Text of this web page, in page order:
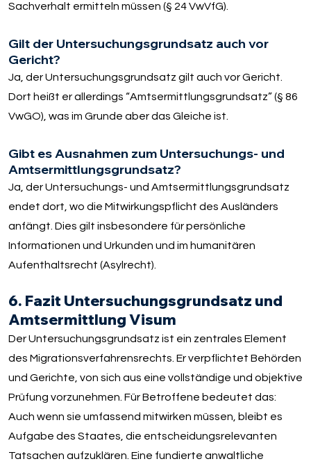
Sachverhalt ermitteln müssen (§ 24 VwVfG).
Gilt der Untersuchungsgrundsatz auch vor
Gericht?
Ja, der Untersuchungsgrundsatz gilt auch vor Gericht.
Dort heißt er allerdings “Amtsermittlungsgrundsatz” (§ 86
VwGO), was im Grunde aber das Gleiche ist.
Gibt es Ausnahmen zum Untersuchungs- und
Amtsermittlungsgrundsatz?
Ja, der Untersuchungs- und Amtsermittlungsgrundsatz
endet dort, wo die Mitwirkungspflicht des Ausländers
anfängt. Dies gilt insbesondere für persönliche
Informationen und Urkunden und im humanitären
Aufenthaltsrecht (Asylrecht).
6. Fazit Untersuchungsgrundsatz und
Amtsermittlung Visum
Der Untersuchungsgrundsatz ist ein zentrales Element
des Migrationsverfahrensrechts. Er verpflichtet Behörden
und Gerichte, von sich aus eine vollständige und objektive
Prüfung vorzunehmen. Für Betroffene bedeutet das:
Auch wenn sie umfassend mitwirken müssen, bleibt es
Aufgabe des Staates, die entscheidungsrelevanten
Tatsachen aufzuklären. Eine fundierte anwaltliche